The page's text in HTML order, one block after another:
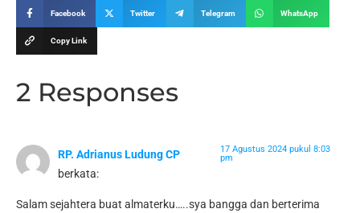
Facebook Twitter Telegram WhatsApp
Copy Link
2 Responses
RP. Adrianus Ludung CP
berkata:
17 Agustus 2024 pukul 8:03
pm
Salam sejahtera buat almaterku…..sya bangga dan berterima